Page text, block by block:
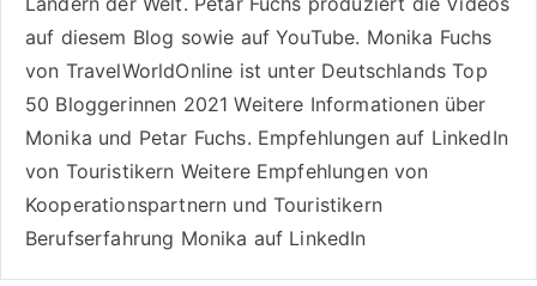
auf diesem Blog sowie aufYouTube. Monika Fuchs
von TravelWorldOnline ist unter Deutschlands Top
50 Bloggerinnen 2021 Weitere Informationen über
Monika und Petar Fuchs. Empfehlungen auf LinkedIn
von Touristikern Weitere Empfehlungen von
Kooperationspartnern und Touristikern
Berufserfahrung Monika auf LinkedIn